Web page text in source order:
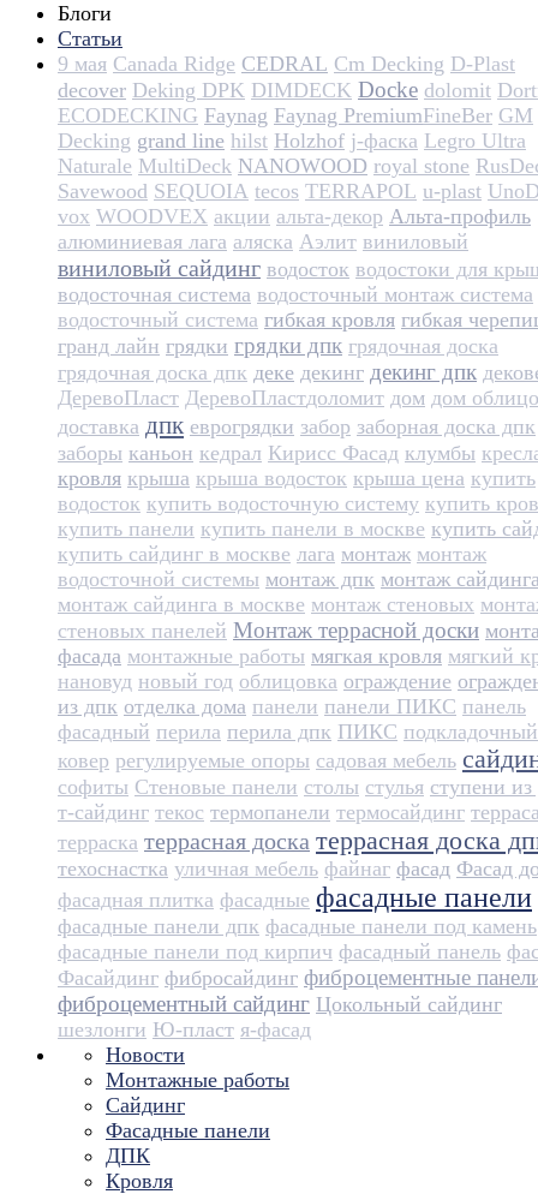
Блоги
Статьи
9 мая Canada Ridge CEDRAL Cm Decking D-Plast
decover Deking DPK DIMDECK Docke dolomit
ECODECKING Faynag Faynag Premium​​​​​​​​​​FineBer GM
Decking grand line hilst Holzhof j-фаска Legro Ultra
Naturale MultiDeck NANOWOOD royal stone
Savewood SEQUOIA tecos TERRAPOL u-plast
vox WOODVEX акции альта-декор Альта-профиль
алюминиевая лага аляска Аэлит виниловый
виниловый сайдинг водосток водостоки для
водосточная система водосточный монтаж система
водосточный система гибкая кровля гибкая
гранд лайн грядки грядки дпк грядочная доска
грядочная доска дпк деке декинг декинг дпк
ДеревоПласт ДеревоПласт​доломит дом дом
доставка дпк еврогрядки забор заборная доска дпк
заборы каньон кедрал Кирисс Фасад клумбы
кровля крыша крыша водосток крыша цена купить
водосток купить водосточную систему купить
купить панели купить панели в москве купить
купить сайдинг в москве лага монтаж монтаж
водосточной системы монтаж дпк монтаж
монтаж сайдинга в москве монтаж стеновых
стеновых панелей Монтаж террасной доски
фасада монтажные работы мягкая кровля мягкий
нановуд новый год облицовка ограждение
из дпк отделка дома панели панели ПИКС панель
фасадный перила перила дпк ПИКС подкладочный
ковер регулируемые опоры садовая мебель
софиты Стеновые панели столы стулья ступени
т-сайдинг текос термопанели термосайдинг
терраска террасная доска террасная доска
техоснастка уличная мебель файнаг фасад Фасад
фасадная плитка фасадные фасадные панели
фасадные панели дпк фасадные панели под камень
фасадные панели под кирпич фасадный панель
Фасайдинг фибросайдинг фиброцементные
фиброцементный сайдинг Цокольный сайдинг
шезлонги Ю-пласт я-фасад
Новости
Монтажные работы
Сайдинг
Фасадные панели
ДПК
Кровля